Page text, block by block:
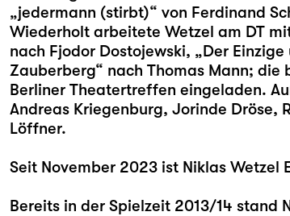
„jedermann (stirbt)“ von Ferdinand
Wiederholt arbeitete Wetzel am DT
nach Fjodor Dostojewski, „Der
Zauberberg“ nach Thomas Mann;
Berliner Theatertreffen eingeladen.
Andreas Kriegenburg, Jorinde Dröse,
Löffner.
Seit November 2023 ist Niklas Wetzel
Bereits in der Spielzeit 2013/14 stand